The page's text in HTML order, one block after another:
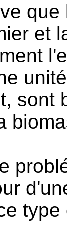
et
sont
type